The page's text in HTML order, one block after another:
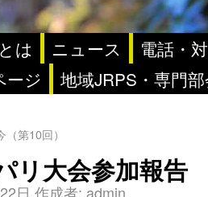
は ニュース
電話・
ージ 地域JRPS・専門
第10回）
リ大会参加報告
日 作成者: admin